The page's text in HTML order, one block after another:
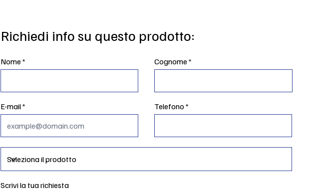
Richiedi info su questo prodotto:
Nome Cognome
E-mail Telefono
Scrivi la tua richiesta